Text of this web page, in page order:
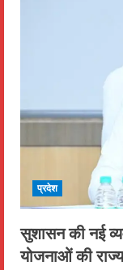
प्रदेश
सुशासन की नई
योजनाओं की